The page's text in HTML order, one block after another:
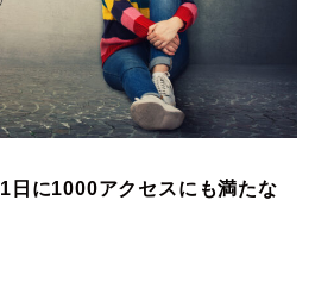
1日に1000アクセスにも満たな